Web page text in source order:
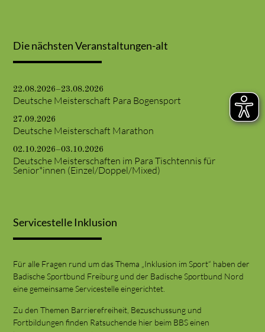
Die nächsten Veranstaltungen-alt
22.08.2026–23.08.2026
Deutsche Meisterschaft Para Bogensport
27.09.2026
Deutsche Meisterschaft Marathon
02.10.2026–03.10.2026
Deutsche Meisterschaften im Para Tischtennis für
Senior*innen (Einzel/Doppel/Mixed)
Servicestelle Inklusion
Für alle Fragen rund um das Thema „Inklusion im Sport“ haben der
Badische Sportbund Freiburg und der Badische Sportbund Nord
eine gemeinsame Servicestelle eingerichtet.
Zu den Themen Barrierefreiheit, Bezuschussung und
Fortbildungen finden Ratsuchende hier beim BBS einen